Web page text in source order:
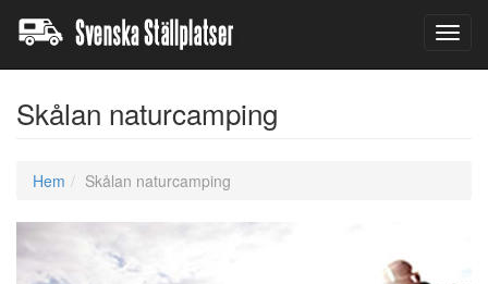
Skålan naturcamping
Hem Skålan naturcamping